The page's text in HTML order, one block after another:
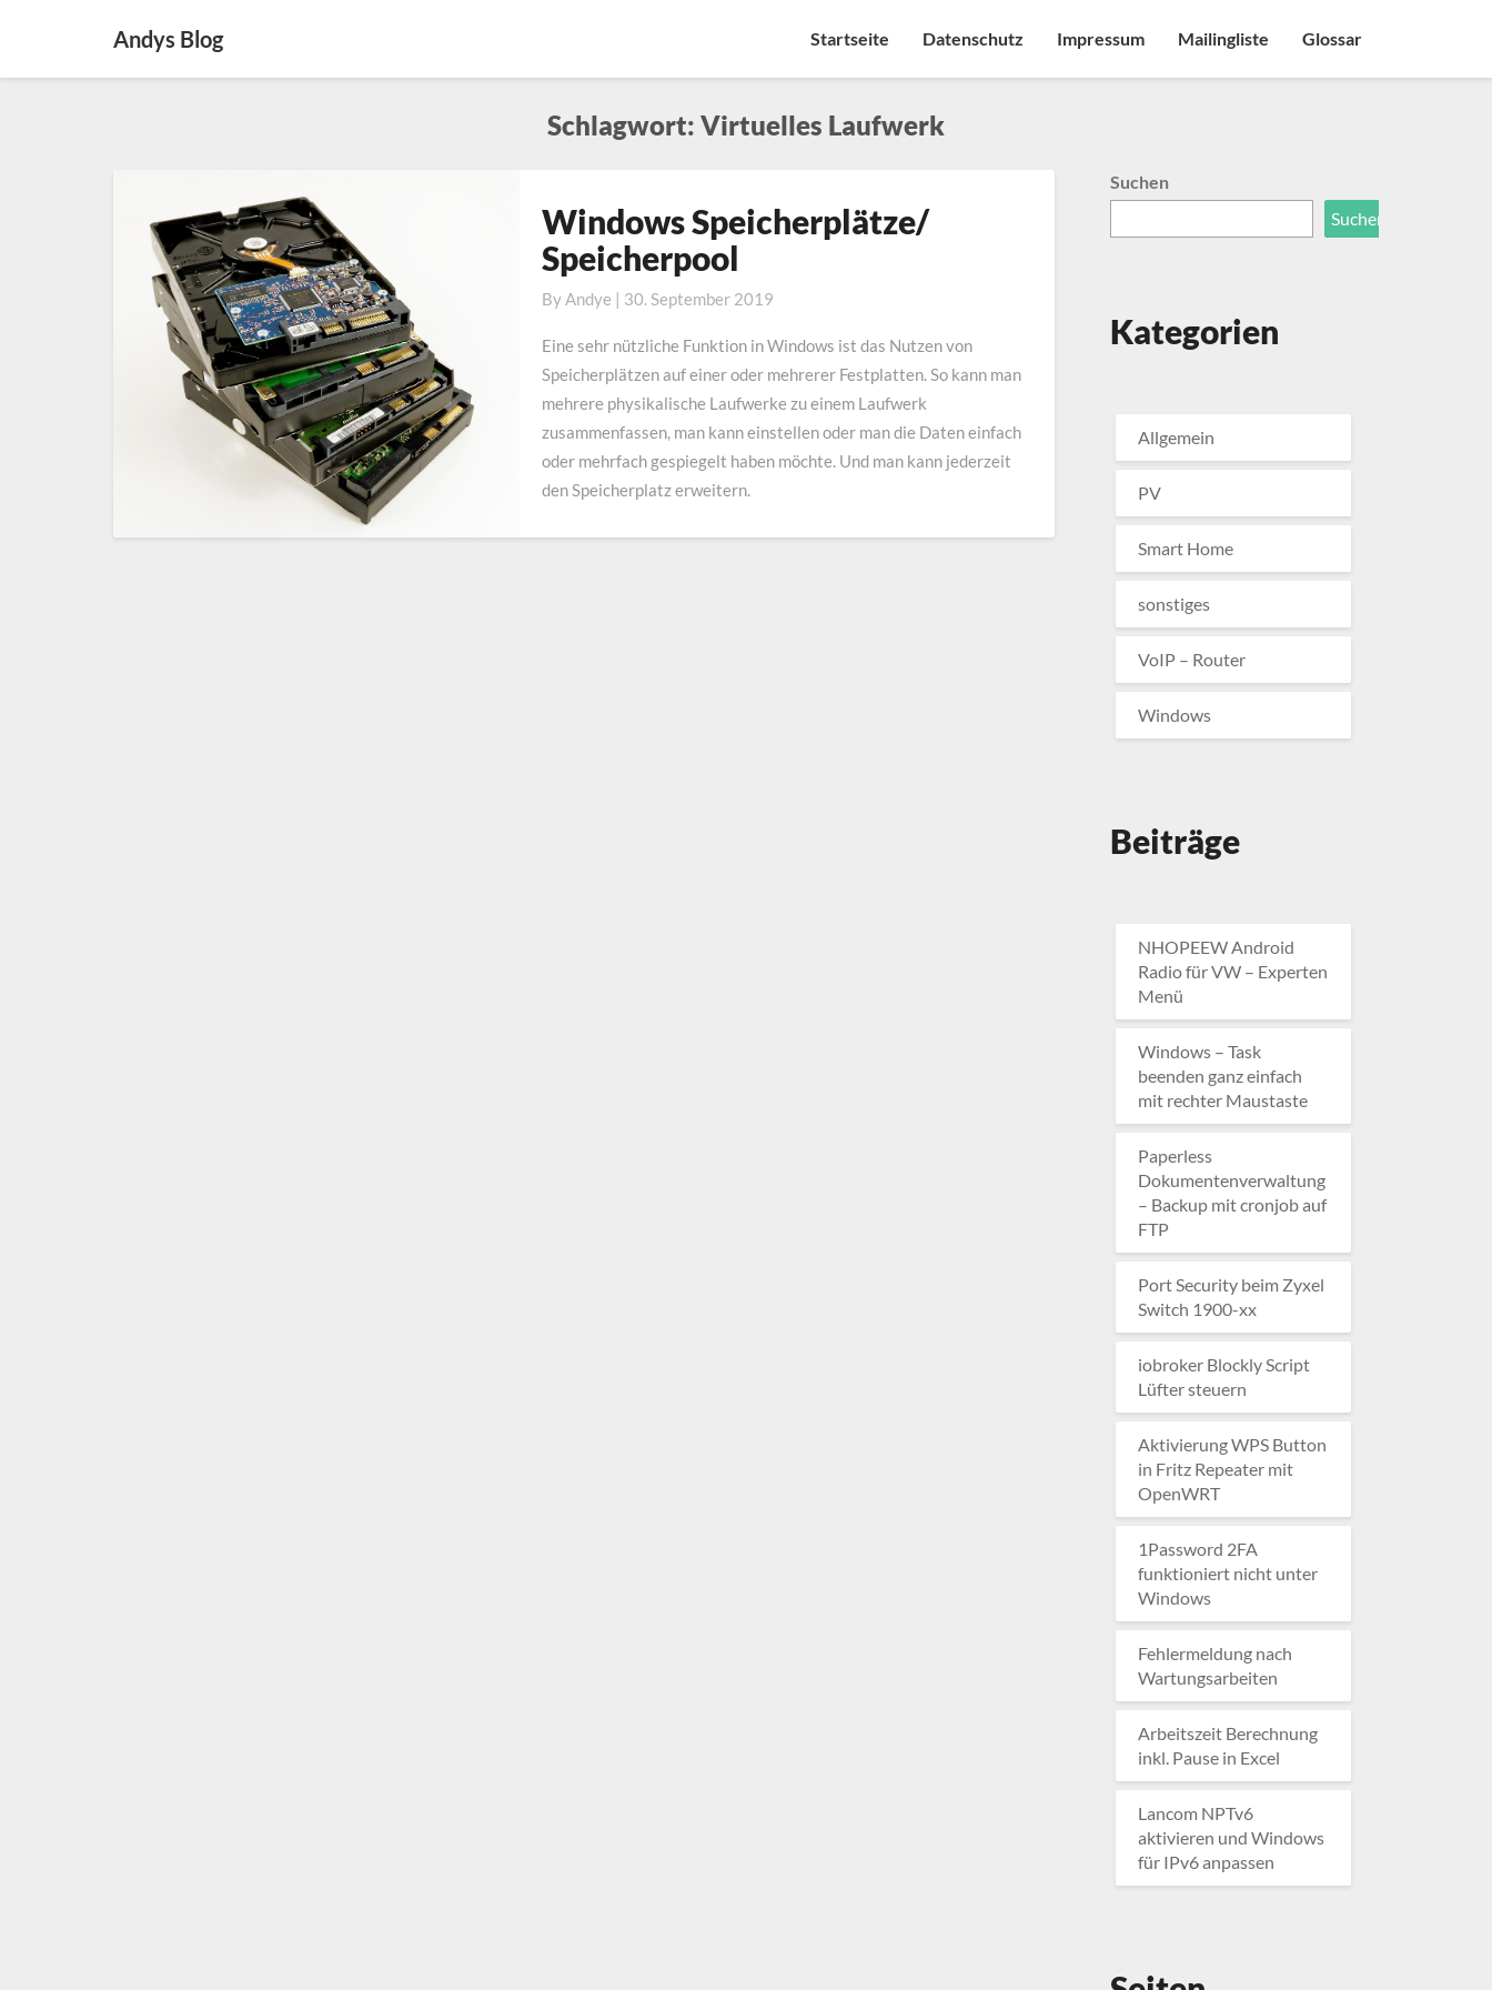
Andys Blog Startseite Datenschutz Impressum Mailingliste Glossar
Schlagwort: Virtuelles Laufwerk
Windows
Speicherplätze/
Speicherpool
Windows Speicherplätze/
Speicherpool
ByAndye | 30. September 2019
Eine sehr nützliche Funktion in Windows ist das Nutzen von
Speicherplätzen auf einer oder mehrerer Festplatten. So kann man
mehrere physikalische Laufwerke zu einem Laufwerk
zusammenfassen, man kann einstellen oder man die Daten einfach
oder mehrfach gespiegelt haben möchte. Und man kann jederzeit
den Speicherplatz erweitern.
Suchen
Suchen
Kategorien
Allgemein
PV
Smart Home
sonstiges
VoIP – Router
Windows
Beiträge
NHOPEEW Android
Radio für VW – Experten
Menü
Windows – Task
beenden ganz einfach
mit rechter Maustaste
Paperless
Dokumentenverwaltung
– Backup mit cronjob auf
FTP
Port Security beim Zyxel
Switch 1900-xx
iobroker Blockly Script
Lüfter steuern
Aktivierung WPS Button
in Fritz Repeater mit
OpenWRT
1Password 2FA
funktioniert nicht unter
Windows
Fehlermeldung nach
Wartungsarbeiten
Arbeitszeit Berechnung
inkl. Pause in Excel
Lancom NPTv6
aktivieren und Windows
für IPv6 anpassen